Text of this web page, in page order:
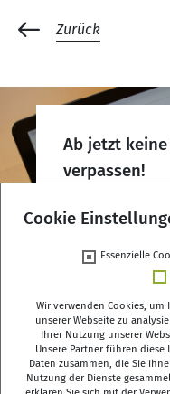
Zurück
Ab jetzt
verpassen!
Deutsches Zentrum
Manfred-von-
Cookie
Essenzielle
Wir verwenden Cookies,
unserer Webseite zu
Ihrer Nutzung unserer
Unsere Partner führen
Daten zusammen, die Sie
Nutzung der Dienste